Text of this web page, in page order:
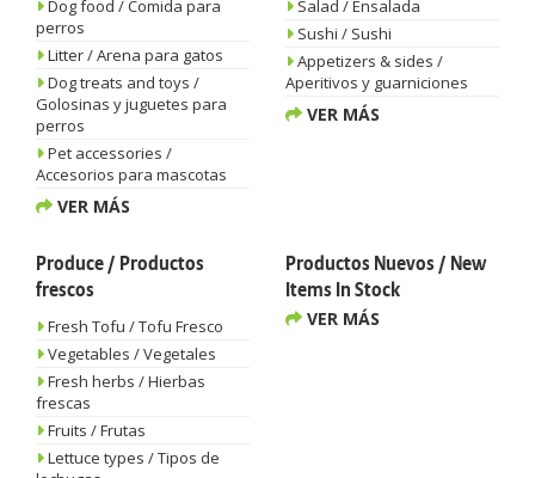
Dog food / Comida para
perros
Litter / Arena para gatos
Dog treats and toys /
Golosinas y juguetes para
perros
Pet accessories /
Accesorios para mascotas
VER MÁS
Salad / Ensalada
Sushi / Sushi
Appetizers & sides /
Aperitivos y guarniciones
VER MÁS
Produce / Productos
frescos
Fresh Tofu / Tofu Fresco
Vegetables / Vegetales
Fresh herbs / Hierbas
frescas
Fruits / Frutas
Lettuce types / Tipos de
Productos Nuevos / New
Items In Stock
VER MÁS